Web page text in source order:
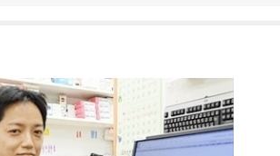
患者さんと、他院からの
紹介で来られる患者さ
ん、どちらにも日帰り手
術による治療を提供して
います。必要に応じてエ